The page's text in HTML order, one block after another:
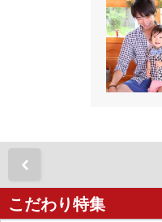
こだわり特集